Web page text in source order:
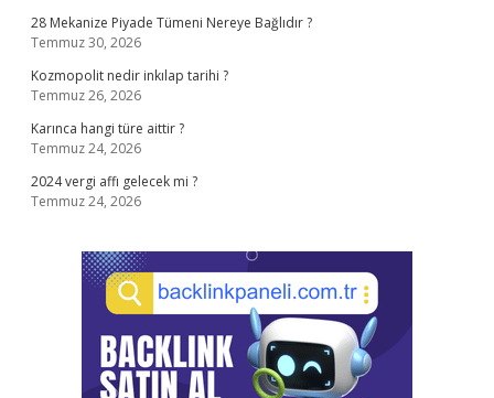
28 Mekanize Piyade Tümeni Nereye Bağlıdır ?
Temmuz 30, 2026
Kozmopolit nedir inkılap tarihi ?
Temmuz 26, 2026
Karınca hangi türe aittir ?
Temmuz 24, 2026
2024 vergi affı gelecek mi ?
Temmuz 24, 2026